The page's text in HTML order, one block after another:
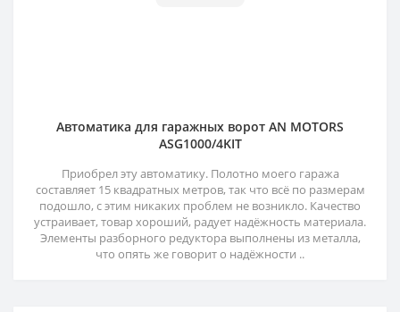
Автоматика для гаражных ворот AN MOTORS
ASG1000/4KIT
Приобрел эту автоматику. Полотно моего гаража
составляет 15 квадратных метров, так что всё по размерам
подошло, с этим никаких проблем не возникло. Качество
устраивает, товар хороший, радует надёжность материала.
Элементы разборного редуктора выполнены из металла,
что опять же говорит о надёжности ..